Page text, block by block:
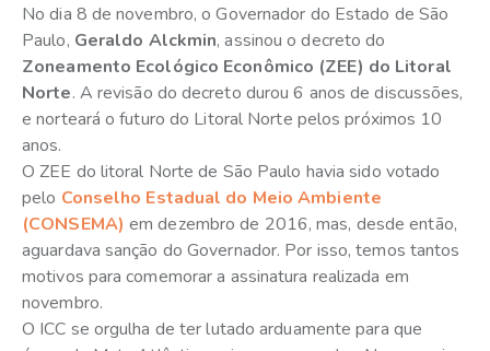
No dia 8 de novembro, o Governador do Estado de São
Paulo, Geraldo Alckmin, assinou o decreto do
Zoneamento Ecológico Econômico (ZEE) do Litoral
Norte. A revisão do decreto durou 6 anos de discussões,
e norteará o futuro do Litoral Norte pelos próximos 10
anos.
O ZEE do litoral Norte de São Paulo havia sido votado
pelo Conselho Estadual do Meio Ambiente
(CONSEMA) em dezembro de 2016, mas, desde então,
aguardava sanção do Governador. Por isso, temos tantos
motivos para comemorar a assinatura realizada em
novembro.
O ICC se orgulha de ter lutado arduamente para que